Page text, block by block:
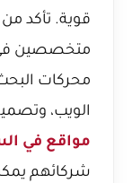
قوية. تأكد
متخصصين في
محركات
الويب،
مواقع في
شركائهم